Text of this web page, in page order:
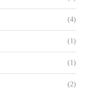
(4)
(1)
(1)
(2)